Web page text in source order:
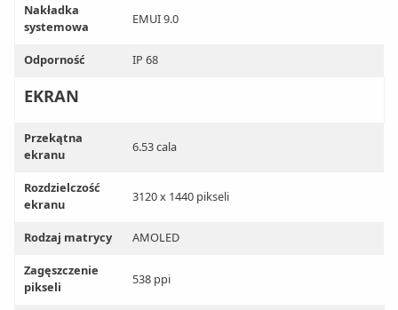
Nakładka
systemowa
EMUI 9.0
Odporność IP 68
EKRAN
Przekątna
ekranu
6.53 cala
Rozdzielczość
ekranu
3120 x 1440 pikseli
Rodzaj matrycy AMOLED
Zagęszczenie
pikseli
538 ppi